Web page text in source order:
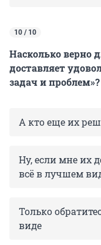
10 / 10
Насколько верно
доставляет
задач и проблем»?
А кто еще их
Ну, если мне их
всё в лучшем
Только
виде